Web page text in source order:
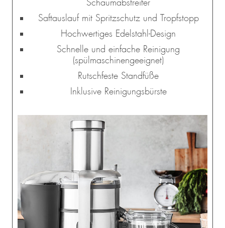
Schaumabstreifer
Saftauslauf mit Spritzschutz und Tropfstopp
Hochwertiges Edelstahl-Design
Schnelle und einfache Reinigung
(spülmaschinengeeignet)
Rutschfeste Standfüße
Inklusive Reinigungsbürste